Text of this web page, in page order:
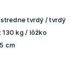
stredne tvrdý / tvrdý
130 kg / lôžko
cm